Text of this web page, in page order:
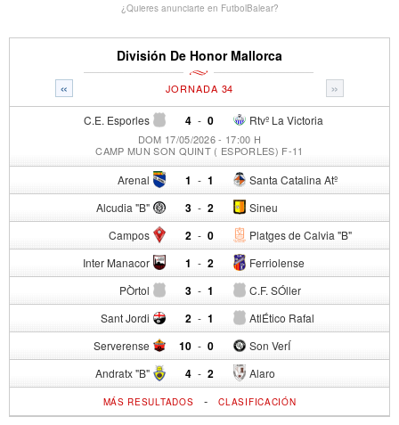
¿Quieres anunciarte en FutbolBalear?
División De Honor Mallorca
« »
JORNADA 34
C.E. Esporles 4 - Rtvº La Victoria
0
DOM 17/05/2026 - 17:00 H
CAMP MUN SON QUINT ( ESPORLES) F-11
Arenal 1 - Santa Catalina Atº
1
Alcudia "B" 3 - Sineu
2
Campos 2 - Platges de Calvia "B"
0
Inter Manacor 1 - Ferriolense
2
PÒrtol 3 - C.F. SÓller
1
Sant Jordi 2 - AtlÉtico Rafal
1
Serverense 10 - Son VerÍ
0
Andratx "B" 4 - Alaro
2
MÁS RESULTADOS -CLASIFICACIÓN